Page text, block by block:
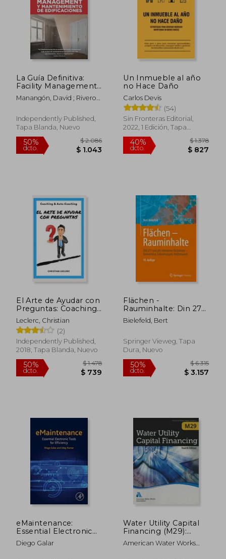
La Guía Definitiva:
Facility Management
y Mantenimiento de
Edificaciones
Manangón, David ; Riveros
Independently Published,
Tapa Blanda, Nuevo
50%
dcto.
Un Inmueble al año
no Hace Daño
Carlos Devis
(54)
Sin Fronteras Editorial,
2022, 1 Edición, Tapa
Blanda, Nuevo
40%
dcto.
El Arte de Ayudar con
Preguntas: Coaching
y Auto-Coaching
Leclerc, Christian
(2)
Independently Published,
2018, Tapa Blanda, Nuevo
dcto.
Flächen -
Rauminhalte: Din 277
und Alle Relevanten
Richtlinien -
Erläuterungen,
Bildbeispiele (en
Bielefeld, Bert
Springer Vieweg, Tapa
Dura, Nuevo
50%
dcto.
eMaintenance:
Essential Electronic
Tools for Efficiency
Diego Galar
Water Utility Capital
Financing (M29):
Awwa Manual of
Practice (en Inglés)
American Water Works